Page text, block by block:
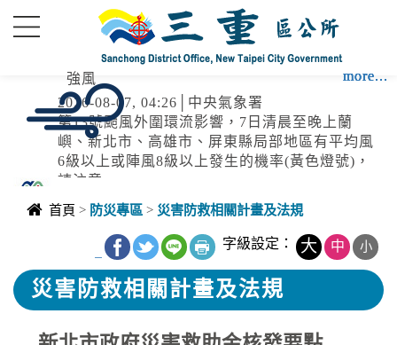
強風
2026-08-07, 04:26│中央氣象署
第13號颱風外圍環流影響，7日清晨至晚上蘭
嶼、新北市、高雄市、屏東縣局部地區有平均風
6級以上或陣風8級以上發生的機率(黃色燈號)，
請注意。
more...
颱風外圍環流沉降影響，各地天氣高溫炎熱，宜
蘭縣及花蓮縣有焚風發生的機率，明(7)日白天宜
蘭縣為橙色燈號，有38度極端高溫出現的機率；
臺北市、新北市、彰化縣、雲林縣、臺南市、屏
的機率，請加強注意。南投縣、嘉義縣、臺東縣
more...
2026-08-03, 10:01│台灣自來水公司
more...
more...
more...
首頁 > 防災專區 > 災害防救相關計畫及法規
字級設定： 大 中 小
災害防救相關計畫及法規